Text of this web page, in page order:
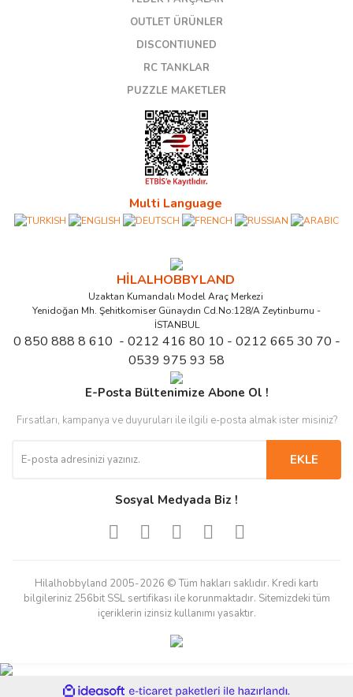
OUTLET ÜRÜNLER
DISCONTIUNED
RC TANKLAR
PUZZLE MAKETLER
Multi Language
HİLALHOBBYLAND
Uzaktan Kumandalı Model Araç Merkezi
Yenidoğan Mh. Şehitkomiser Günaydın Cd.No:128/A Zeytinburnu -
İSTANBUL
0 850 888 8 610 - 0212 416 80 10 - 0212 665 30 70 -
0539 975 93 58
E-Posta Bültenimize Abone Ol !
Fırsatları, kampanya ve duyuruları ile ilgili e-posta almak ister misiniz?
EKLE
Sosyal Medyada Biz !
Hilalhobbyland 2005-2026 © Tüm hakları saklıdır. Kredi kartı
bilgileriniz 256bit SSL sertifikası ile korunmaktadır. Sitemizdeki tüm
içeriklerin izinsiz kullanımı yasaktır.
ideasoft e-